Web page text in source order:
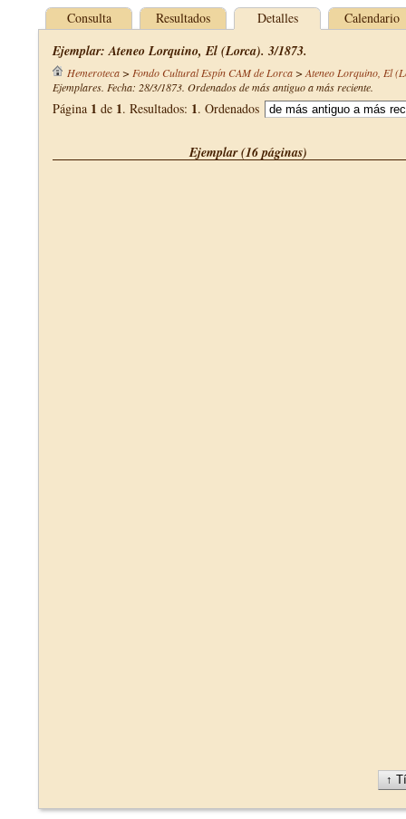
Consulta Resultados Detalles Calendario
Ejemplar: Ateneo Lorquino, El (Lorca). 3/1873.
Hemeroteca> Fondo Cultural Espín CAM de Lorca> Ateneo Lorquino, El
Ejemplares. Fecha: 28/3/1873. Ordenados de más antiguo a más reciente.
Página 1 de 1. Resultados: 1. Ordenados
Ejemplar (16 páginas)